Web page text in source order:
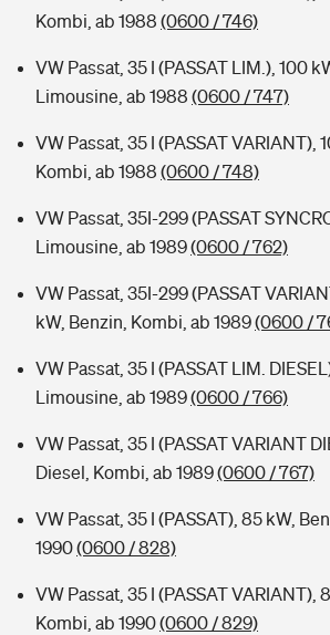
Kombi, ab 1988 (0600 / 746)
VW Passat, 35 I (PASSAT LIM.), 100
Limousine, ab 1988 (0600 / 747)
VW Passat, 35 I (PASSAT VARIANT),
Kombi, ab 1988 (0600 / 748)
VW Passat, 35I-299 (PASSAT
Limousine, ab 1989(0600 / 762)
VW Passat, 35I-299 (PASSAT
kW, Benzin, Kombi, ab 1989(0600 /
VW Passat, 35 I (PASSAT LIM.
Limousine, ab 1989(0600 / 766)
VW Passat, 35 I (PASSAT VARIANT
Diesel, Kombi, ab 1989(0600 / 767)
VW Passat, 35 I (PASSAT), 85 kW,
1990(0600 / 828)
VW Passat, 35 I (PASSAT VARIANT),
Kombi, ab 1990(0600 / 829)